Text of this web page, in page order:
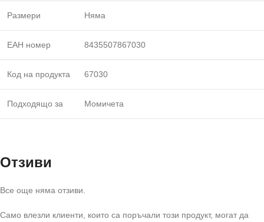
Размери Няма
ЕАН номер 8435507867030
Код на продукта 67030
Подходящо за Момичета
Отзиви
Все още няма отзиви.
Само влезли клиенти, които са поръчали този продукт, могат да